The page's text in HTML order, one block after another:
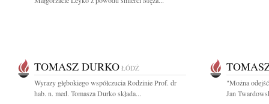
TOMASZ DURKO ŁÓDŹ
Wyrazy głębokiego współczucia Rodzinie Prof. dr
hab. n. med. Tomasza Durko składa...
"Można
Jan